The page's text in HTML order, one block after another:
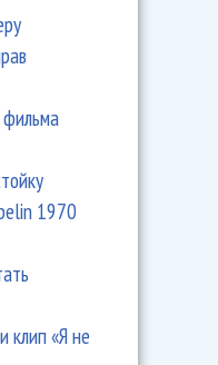
фильма
1970
клип «Я не